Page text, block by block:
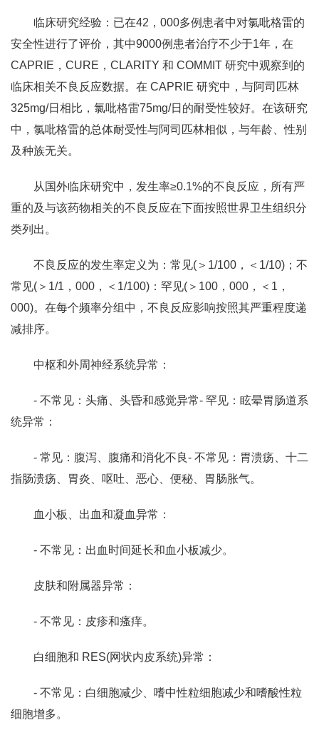
临床研究经验：已在42，000多例患者中对氯吡格雷的
安全性进行了评价，其中9000例患者治疗不少于1年，在
CAPRIE，CURE，CLARITY 和 COMMIT 研究中观察到的
临床相关不良反应数据。在 CAPRIE 研究中，与阿司匹林
325mg/日相比，氯吡格雷75mg/日的耐受性较好。在该研究
中，氯吡格雷的总体耐受性与阿司匹林相似，与年龄、性别
及种族无关。
从国外临床研究中，发生率≥0.1%的不良反应，所有严
重的及与该药物相关的不良反应在下面按照世界卫生组织分
类列出。
不良反应的发生率定义为：常见(＞1/100，＜1/10)；不
常见(＞1/1，000，＜1/100)：罕见(＞100，000，＜1，
000)。在每个频率分组中，不良反应影响按照其严重程度递
减排序。
中枢和外周神经系统异常：
- 不常见：头痛、头昏和感觉异常- 罕见：眩晕胃肠道系
统异常：
- 常见：腹泻、腹痛和消化不良- 不常见：胃溃疡、十二
指肠溃疡、胃炎、呕吐、恶心、便秘、胃肠胀气。
血小板、出血和凝血异常：
- 不常见：出血时间延长和血小板减少。
皮肤和附属器异常：
- 不常见：皮疹和瘙痒。
白细胞和 RES(网状内皮系统)异常：
- 不常见：白细胞减少、嗜中性粒细胞减少和嗜酸性粒
细胞增多。